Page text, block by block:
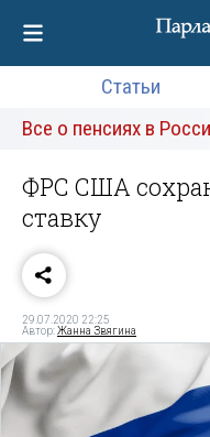
Статьи
Все о пенсиях в
ФРС США
ставку
29.07.2020 22:25
Автор:Жанна Звягина